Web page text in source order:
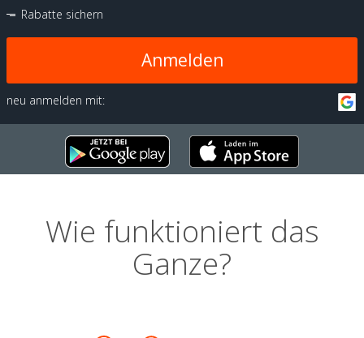
Rabatte sichern
Anmelden
neu anmelden mit:
Wie funktioniert das
Ganze?